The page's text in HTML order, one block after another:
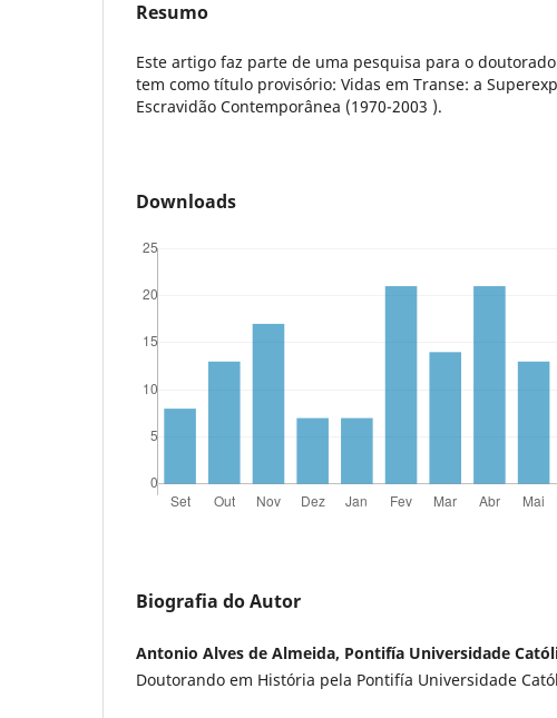
Resumo
Este artigo faz parte de uma pesquisa para o doutorado
tem como título provisório: Vidas em Transe: a
Escravidão Contemporânea (1970-2003 ).
Downloads
Biografia do Autor
Antonio Alves de Almeida, Pontifía Universidade
Doutorando em História pela Pontifía Universidade